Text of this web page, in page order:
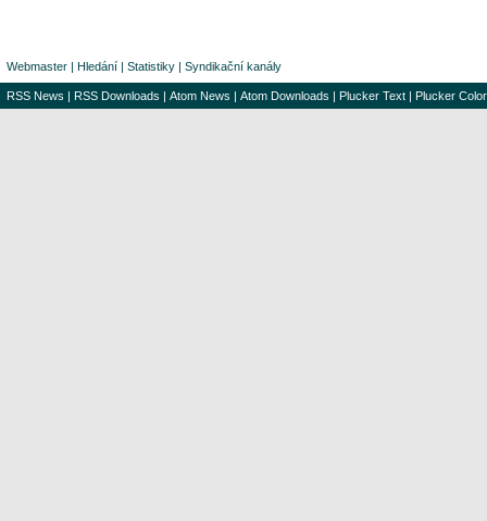
Webmaster | Hledání | Statistiky | Syndikační kanály
RSS News | RSS Downloads | Atom News | Atom Downloads | Plucker Text | Plucker Color